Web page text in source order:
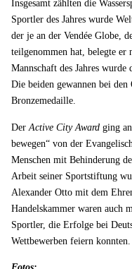
Insgesamt zählten die
Sportler des Jahres wurde
der je an der Vendée Globe,
teilgenommen hat, belegte er
Mannschaft des Jahres
Die beiden gewannen bei
Bronzemedaille.
Der Active City Award ging
bewegen“ von der
Menschen mit Behinderung
Arbeit seiner Sportstiftung
Alexander Otto mit dem
Handelskammer waren auch
Sportler, die Erfolge bei
Wettbewerben feiern konnten.